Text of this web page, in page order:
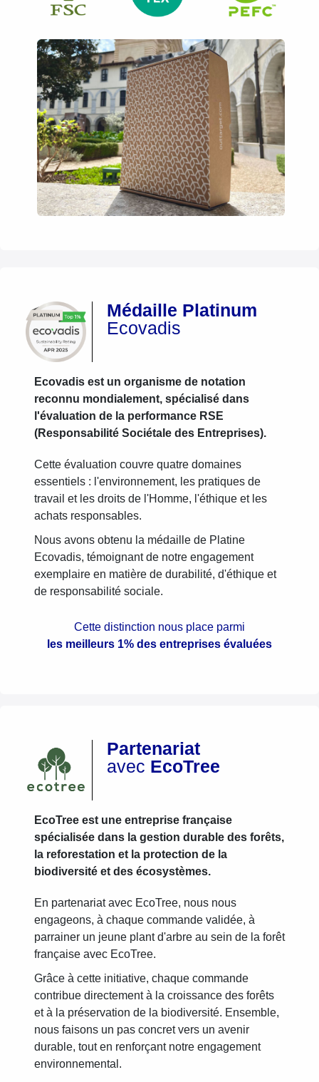
Médaille Platinum
Ecovadis
Ecovadis est un organisme de notation
reconnu mondialement, spécialisé dans
l'évaluation de la performance RSE
(Responsabilité Sociétale des Entreprises).
Cette évaluation couvre quatre domaines
essentiels : l'environnement, les pratiques de
travail et les droits de l'Homme, l'éthique et les
achats responsables.
Nous avons obtenu la médaille de Platine
Ecovadis, témoignant de notre engagement
exemplaire en matière de durabilité, d'éthique et
de responsabilité sociale.
Cette distinction nous place parmi
les meilleurs 1% des entreprises évaluées
Partenariat
avec EcoTree
EcoTree est une entreprise française
spécialisée dans la gestion durable des forêts,
la reforestation et la protection de la
biodiversité et des écosystèmes.
En partenariat avec EcoTree, nous nous
engageons, à chaque commande validée, à
parrainer un jeune plant d'arbre au sein de la forêt
française avec EcoTree.
Grâce à cette initiative, chaque commande
contribue directement à la croissance des forêts
et à la préservation de la biodiversité. Ensemble,
nous faisons un pas concret vers un avenir
durable, tout en renforçant notre engagement
environnemental.